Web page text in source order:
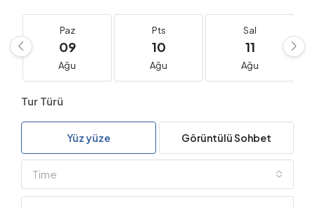
Paz
09
Ağu
Pts
10
Ağu
Sal
11
Ağu
Tur Türü
Yüz yüze Görüntülü Sohbet
Time